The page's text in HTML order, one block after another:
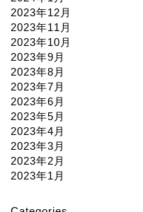
2023年12月
2023年11月
2023年10月
2023年9月
2023年8月
2023年7月
2023年6月
2023年5月
2023年4月
2023年3月
2023年2月
2023年1月